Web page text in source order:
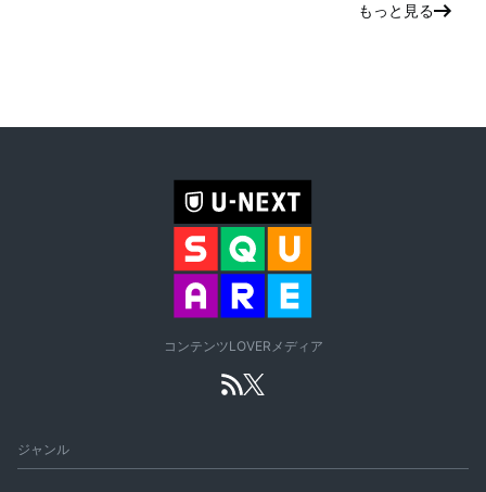
もっと見る
コンテンツLOVERメディア
ジャンル